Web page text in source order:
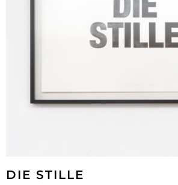
DIE STILLE